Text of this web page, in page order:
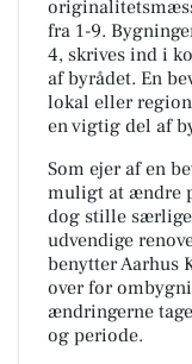
fra 1-9.
4, skrives ind i
af byrådet. En
lokal eller
en vigtig del af
Som ejer af en
muligt at ændre
dog stille særlige
udvendige
benytter Aarhus
over for
ændringerne
og periode.